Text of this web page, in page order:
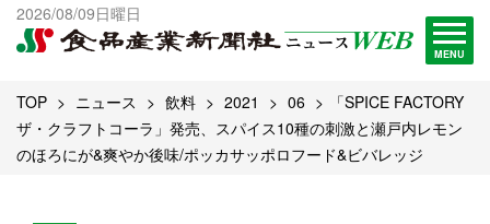
2026/08/09日曜日
MENU
出版物一覧へ
試読・購読申し込み
TOP ニュース 飲料 2021 06
「SPICE FACTORY
ザ・クラフトコーラ」発売、スパイス10種の刺激と瀬戸内レモン
のほろにが&爽やか後味/ポッカサッポロフード&ビバレッジ